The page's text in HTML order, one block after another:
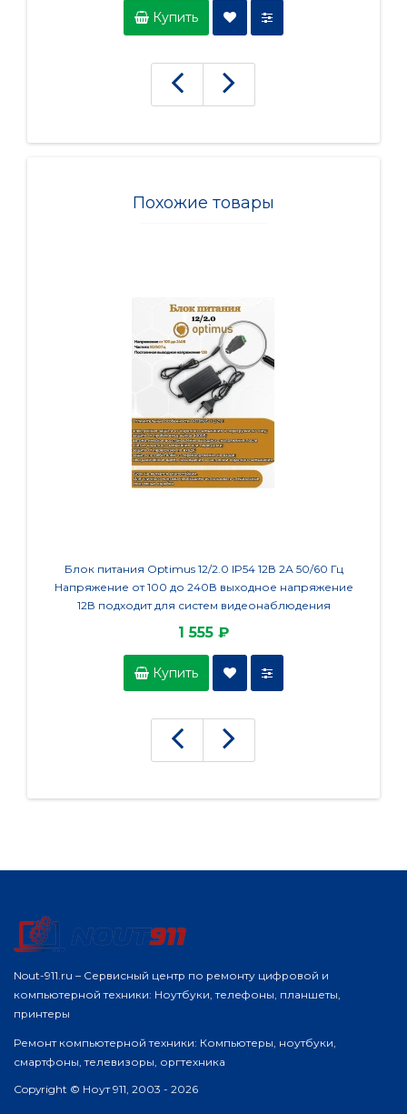
Купить
Похожие товары
Блок питания Optimus 12/2.0 IP54 12В 2А 50/60 Гц
Напряжение от 100 до 240В выходное напряжение
12В подходит для систем видеонаблюдения
1 555 ₽
Купить
Nout-911.ru – Сервисный центр по ремонту цифровой и
компьютерной техники: Ноутбуки, телефоны, планшеты,
принтеры
Ремонт компьютерной техники: Компьютеры, ноутбуки,
смартфоны, телевизоры, оргтехника
Copyright © Ноут 911, 2003 - 2026